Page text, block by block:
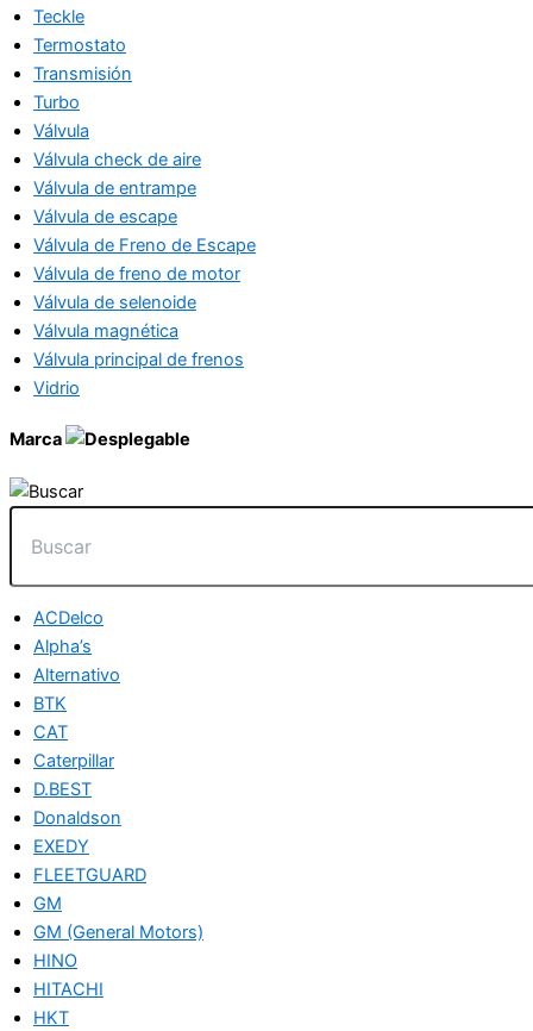
Teckle
Termostato
Transmisión
Turbo
Válvula
Válvula check de aire
Válvula de entrampe
Válvula de escape
Válvula de Freno de Escape
Válvula de freno de motor
Válvula de selenoide
Válvula magnética
Válvula principal de frenos
Vidrio
Marca
ACDelco
Alpha’s
Alternativo
BTK
CAT
Caterpillar
D.BEST
Donaldson
EXEDY
FLEETGUARD
GM
GM (General Motors)
HINO
HITACHI
HKT